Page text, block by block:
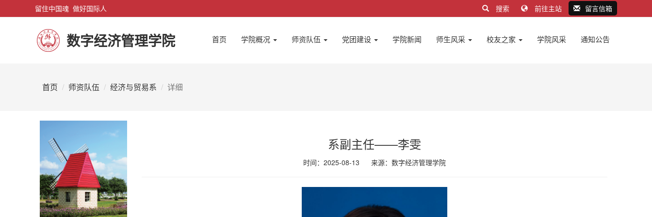
留住中国魂 做好国际人 搜索 前往主站 留言信箱
数字经济管理学院 首页 学院概况 师资队伍 党团建设 学院新闻 师生风采 校友之家 学院风采 通知公告
首页 师资队伍 经济与贸易系 详细
系副主任——李雯
时间：2025-08-13 来源： 数字经济管理学院